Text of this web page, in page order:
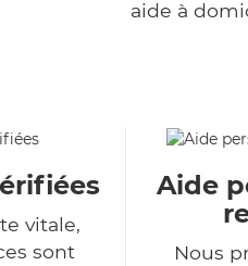
aide à
vitale,
sont
Aide
Nous